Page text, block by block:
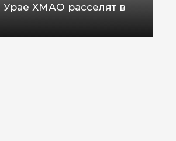
ХМАО расселят в